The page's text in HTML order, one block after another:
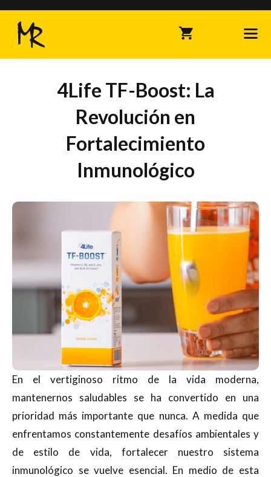
Saltar
contenido
4Life TF-Boost: La
Revolución en
Fortalecimiento
Inmunológico
En el vertiginoso ritmo de la vida moderna,
mantenernos saludables se ha convertido en una
prioridad más importante que nunca. A medida que
enfrentamos constantemente desafíos ambientales y
de estilo de vida, fortalecer nuestro sistema
inmunológico se vuelve esencial. En medio de esta